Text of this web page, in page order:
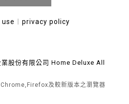
股份有限公司 Home Deluxe All
及較新版本之瀏覽器
privacy policy